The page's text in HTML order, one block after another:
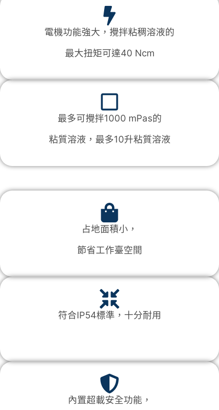
電機功能強大， 攪拌粘稠溶液的
最大扭矩可達40 Ncm
最多可攪拌1000 mPas的
粘質溶液， 最多10升粘質溶液
占地面積小，
節省工作臺空間
符合IP54標準，十分耐用
內置超載安全功能，